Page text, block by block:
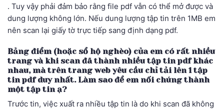
. Tuy vậy phải đảm bảo rằng file pdf vẫn có thể mở được và
dung lượng không lớn. Nếu dung lượng tập tin trên 1MB em
nên scan lại giấy tờ trực tiếp sang định dạng pdf.
Bảng điểm (hoặc sổ hộ nghèo) của em có rất nhiều
trang và khi scan đã thành nhiều tập tin pdf khác
nhau, mà trên trang web yêu cầu chỉ tải lên 1 tập
tin pdf duy nhất. Làm sao để em nối chúng thành
một tập tin ạ?
Trước tin, việc xuất ra nhiều tập tin là do khi scan đã không